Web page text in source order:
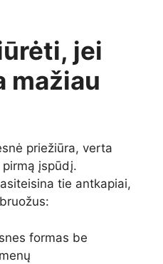
jei
mažiau
priežiūra, verta
įspūdį.
tie antkapiai,
formas be